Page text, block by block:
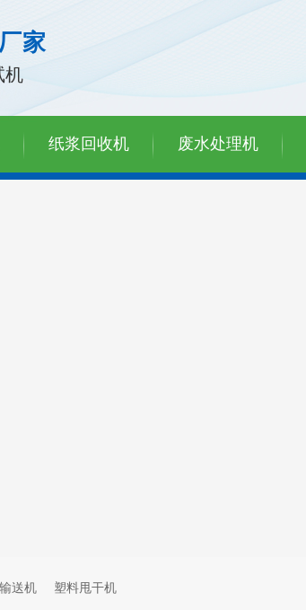
家
机
纸浆回收机 废水处理机
送机 塑料甩干机